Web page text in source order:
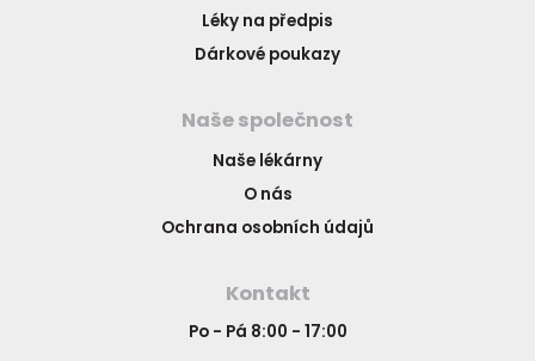
Léky na předpis
Dárkové poukazy
Naše společnost
Naše lékárny
O nás
Ochrana osobních údajů
Kontakt
Po - Pá 8:00 - 17:00